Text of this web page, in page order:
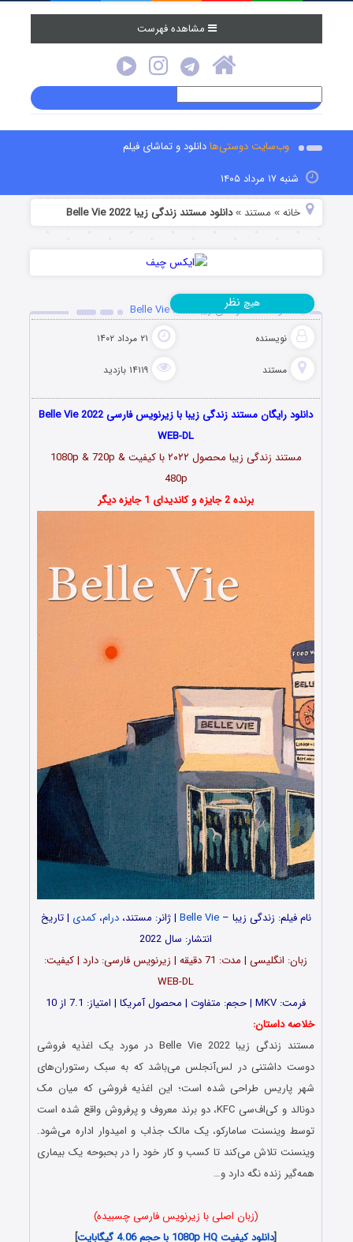
مشاهده فهرست
وب‌سایت دوستی‌هادانلود و تماشای فیلم
شنبه ۱۷ مرداد ۱۴۰۵
خانه » مستند »دانلود مستند زندگی زیبا Belle Vie 2022
دانلود مستند زندگی زیبا Belle Vie 2022
نویسنده ۲۱ مرداد ۱۴۰۲
مستند ۱۴۱۱۹ بازدید
هیچ نظر
دانلود رایگان مستند زندگی زیبا با زیرنویس فارسی Belle Vie 2022
WEB-DL
مستند زندگی زیبا محصول ۲۰۲۲ با کیفیت 1080p & 720p &
480p
برنده 2 جایزه و کاندیدای 1 جایزه دیگر
نام فیلم: زندگی زیبا –Belle Vie | ژانر: مستند،درام،کمدی | تاریخ
انتشار: سال 2022
زبان: انگلیسی | مدت‌: 71 دقیقه | زیرنویس فارسی: دارد | کیفیت:
WEB-DL
فرمت: MKV | حجم: متفاوت | محصول آمریکا | امتیاز: 7.1 از 10
خلاصه داستان:
مستند زندگی زیبا Belle Vie 2022 در مورد یک اغذیه فروشی
دوست داشتنی در لس‌آنجلس می‌باشد که به سبک رستوران‌های
شهر پاریس طراحی شده است؛ این اغذیه فروشی که میان مک
دونالد و کی‌اف‌سی KFC، دو برند معروف و پرفروش واقع شده است
توسط وینسنت سامارکو، یک مالک جذاب و امیدوار اداره می‌شود.
وینسنت تلاش می‌کند تا کسب و کار خود را در بحبوحه یک بیماری
همه‌گیر زنده نگه دارد و…
(زبان اصلی با زیرنویس فارسی چسبیده)
[دانلود کیفیت 1080p HQ با حجم 4.06 گیگابایت
]